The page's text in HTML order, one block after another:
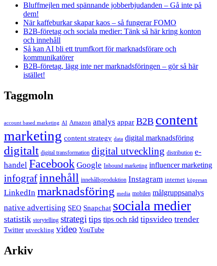
Bluffmejlen med spännande jobberbjudanden – Gå inte på
dem!
När kaffeburkar skapar kaos – så fungerar FOMO
B2B-företag och sociala medier: Tänk så här kring konton
och innehåll
Så kan AI bli ett trumfkort för marknadsförare och
kommunikatörer
B2B-företag, lägg inte ner marknadsföringen – gör så här
istället!
Taggmoln
account based marketing AI Amazon analys appar B2B content
marketing content strategy data digital marknadsföring
digitalt digital transformation digital utveckling distribution e-
handel Facebook Google Inbound marketing influencer marketing
infograf innehåll innehållsproduktion Instagram internet köpresan
LinkedIn marknadsföring media mobilen målgruppsanalys
native advertising SEO Snapchat sociala medier
statistik storytelling strategi tips tips och råd tipsvideo trender
Twitter utveckling video YouTube
Arkiv